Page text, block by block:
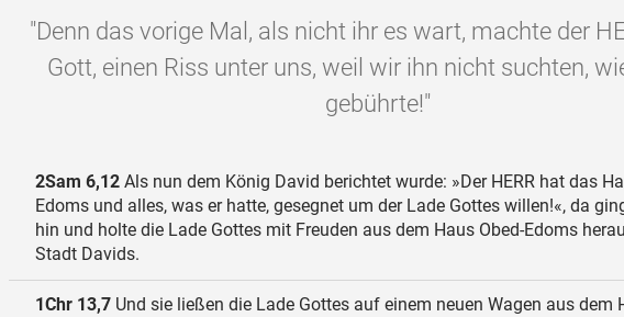
"Denn das vorige Mal, als nicht ihr es wart, machte der
Gott, einen Riss unter uns, weil wir ihn nicht suchten,
gebührte!"
2Sam 6,12 Als nun dem König David berichtet wurde: »Der HERR hat das
Edoms und alles, was er hatte, gesegnet um der Lade Gottes willen!«, da
hin und holte die Lade Gottes mit Freuden aus dem Haus Obed-Edoms
Stadt Davids.
1Chr 13,7 Und sie ließen die Lade Gottes auf einem neuen Wagen aus dem